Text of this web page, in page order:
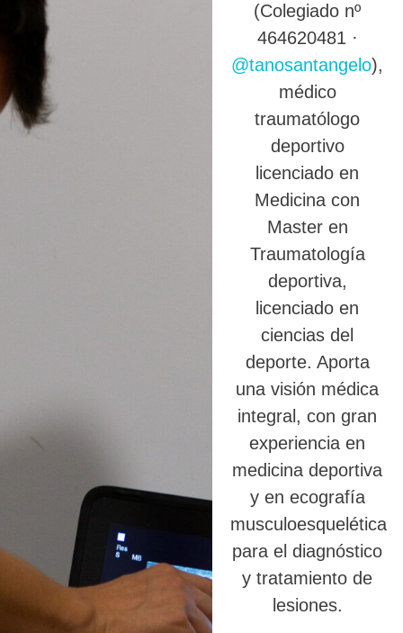
(Colegiado nº
464620481 ·
@tanosantangelo),
médico
traumatólogo
deportivo
licenciado en
Medicina con
Master en
Traumatología
deportiva,
licenciado en
ciencias del
deporte. Aporta
una visión médica
integral, con gran
experiencia en
medicina deportiva
y en ecografía
musculoesquelética
para el diagnóstico
y tratamiento de
lesiones.